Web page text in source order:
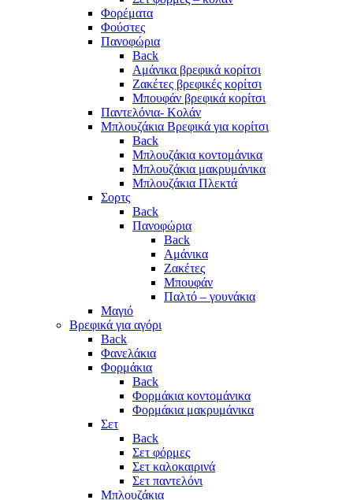
Φορέματα
Φούστες
Πανοφώρια
Back
Αμάνικα βρεφικά κορίτσι
Ζακέτες βρεφικές κορίτσι
Μπουφάν βρεφικά κορίτσι
Παντελόνια- Κολάν
Μπλουζάκια Βρεφικά για κορίτσι
Back
Μπλουζάκια κοντομάνικα
Μπλουζάκια μακρυμάνικα
Μπλουζάκια Πλεκτά
Σορτς
Back
Πανοφώρια
Back
Αμάνικα
Ζακέτες
Μπουφάν
Παλτό – γουνάκια
Μαγιό
Βρεφικά για αγόρι
Back
Φανελάκια
Φορμάκια
Back
Φορμάκια κοντομάνικα
Φορμάκια μακρυμάνικα
Σετ
Back
Σετ φόρμες
Σετ καλοκαιρινά
Σετ παντελόνι
Μπλουζάκια